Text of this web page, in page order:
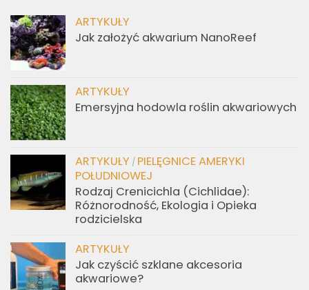
ARTYKUŁY
Jak założyć akwarium NanoReef
ARTYKUŁY
Emersyjna hodowla roślin akwariowych
ARTYKUŁY / PIELĘGNICE AMERYKI
POŁUDNIOWEJ
Rodzaj Crenicichla (Cichlidae):
Różnorodność, Ekologia i Opieka
rodzicielska
ARTYKUŁY
Jak czyścić szklane akcesoria
akwariowe?